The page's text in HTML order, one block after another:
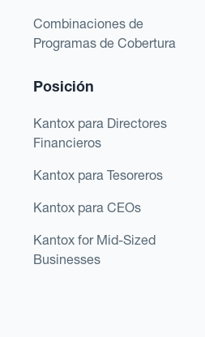
Combinaciones de
Programas de Cobertura
Posición
Kantox para Directores
Financieros
Kantox para Tesoreros
Kantox para CEOs
Kantox for Mid-Sized
Businesses